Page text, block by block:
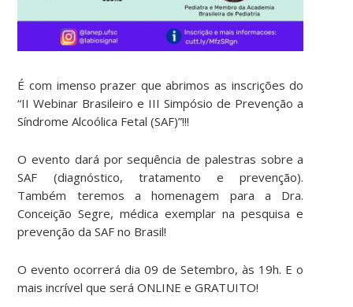
É com imenso prazer que abrimos as inscrições do
“II Webinar Brasileiro e III Simpósio de Prevenção a
Síndrome Alcoólica Fetal (SAF)”!!!
O evento dará por sequência de palestras sobre a
SAF (diagnóstico, tratamento e prevenção).
Também teremos a homenagem para a Dra.
Conceição Segre, médica exemplar na pesquisa e
prevenção da SAF no Brasil!
O evento ocorrerá dia 09 de Setembro, às 19h. E o
mais incrível que será ONLINE e GRATUITO!